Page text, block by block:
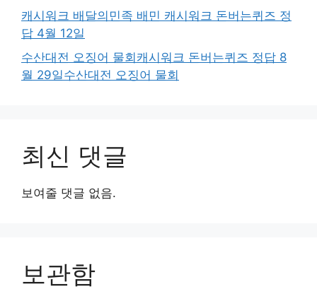
캐시워크 배달의민족 배민 캐시워크 돈버는퀴즈 정
답 4월 12일
수산대전 오징어 물회캐시워크 돈버는퀴즈 정답 8
월 29일수산대전 오징어 물회
최신 댓글
보여줄 댓글 없음.
보관함